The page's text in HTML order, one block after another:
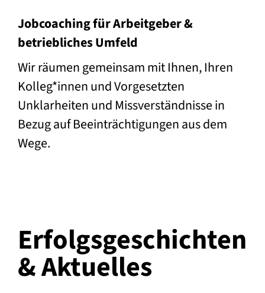
Jobcoaching für Arbeitgeber &
betriebliches Umfeld
Wir räumen gemeinsam mit Ihnen, Ihren
Kolleg*innen und Vorgesetzten
Unklarheiten und Missverständnisse in
Bezug auf Beeinträchtigungen aus dem
Wege.
Erfolgs­geschichten
& Aktuelles